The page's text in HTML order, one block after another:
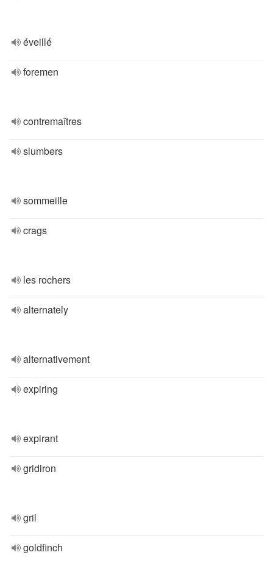
éveillé
foremen
contremaîtres
slumbers
sommeille
crags
les rochers
alternately
alternativement
expiring
expirant
gridiron
gril
goldfinch